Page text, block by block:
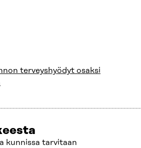
terveyshyödyt osaksi
kunnissa tarvitaan